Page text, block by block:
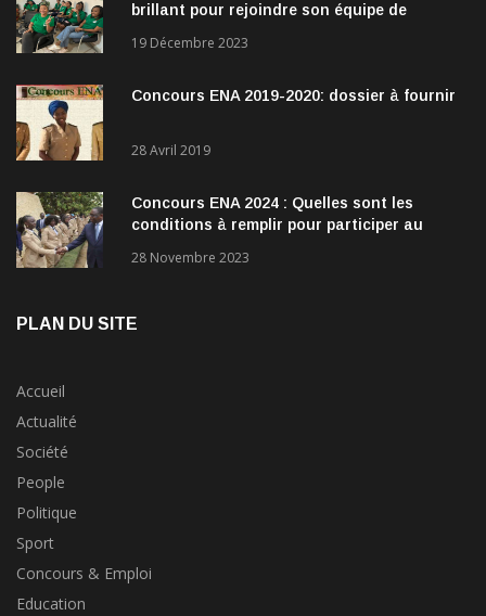
brillant pour rejoindre son équipe de
19 Décembre 2023
Concours ENA 2019-2020: dossier à fournir
28 Avril 2019
Concours ENA 2024 : Quelles sont les
conditions à remplir pour participer au
28 Novembre 2023
PLAN DU SITE
Accueil
Actualité
Société
People
Politique
Sport
Concours & Emploi
Education